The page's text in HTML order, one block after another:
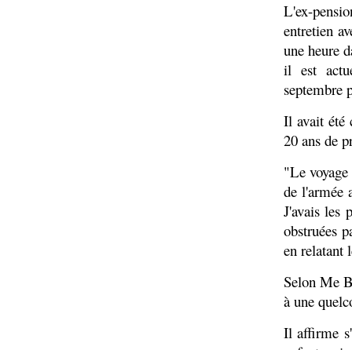
L'ex-
entretien
une heure
il est
septembre
Il avait été
20 ans de
"Le
de l'armée
J'avais les
obstruées
en relatant
Selon Me
à une
Il affirme